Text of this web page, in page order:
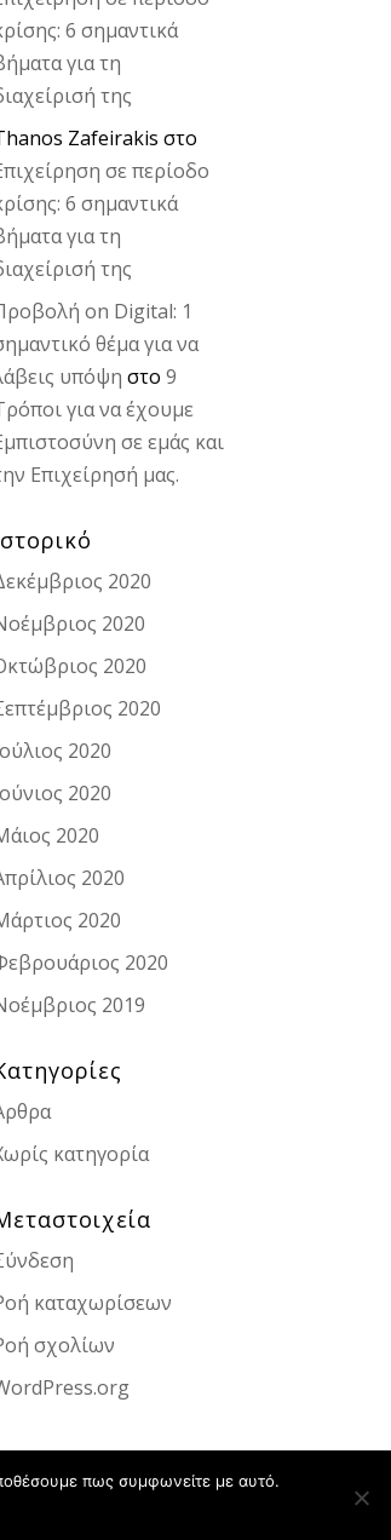
6 σημαντικά
για τη
της
Zafeirakis στο
σε περίοδο
6 σημαντικά
για τη
της
on Digital: 1
θέμα για να
υπόψη στο9
για να έχουμε
σε εμάς και
Επιχείρησή μας.
2020
2020
2020
2020
2020
2020
2020
2020
2020
2020
2019
κατηγορία
καταχωρίσεων
σχολίων
πως συμφωνείτε με αυτό.